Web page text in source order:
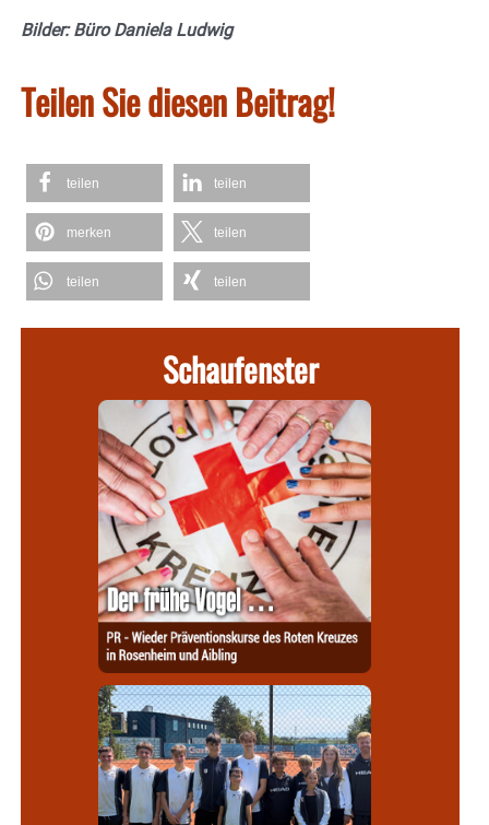
Bilder: Büro Daniela Ludwig
Teilen Sie diesen Beitrag!
teilen teilen
merken teilen
teilen teilen
Schaufenster